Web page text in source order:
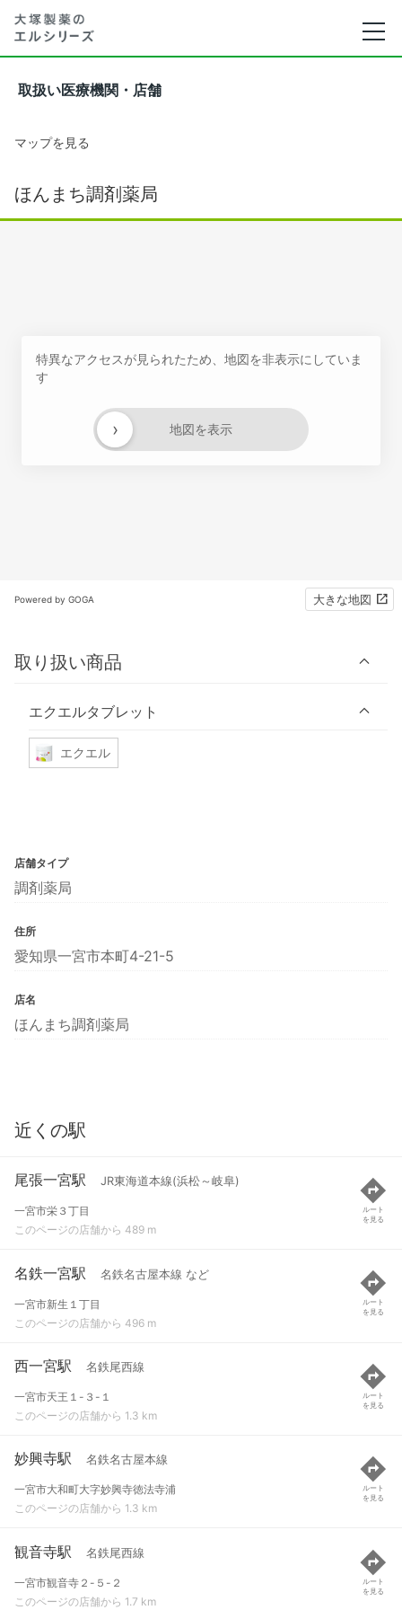
取扱い医療機関・店舗
マップを見る
ほんまち調剤薬局
特異なアクセスが見られたため、地図を非表示にしていま
す
地図を表示
›
Powered by GOGA 大きな地図
取り扱い商品
エクエルタブレット
エクエル
店舗タイプ
調剤薬局
住所
愛知県一宮市本町4-21-5
店名
ほんまち調剤薬局
近くの駅
尾張一宮駅 JR東海道本線(浜松～岐阜)
一宮市栄３丁目
このページの店舗から 489 m
ルート
を見る
名鉄一宮駅 名鉄名古屋本線 など
一宮市新生１丁目
このページの店舗から 496 m
ルート
を見る
西一宮駅 名鉄尾西線
一宮市天王１-３-１
このページの店舗から 1.3 km
ルート
を見る
妙興寺駅 名鉄名古屋本線
一宮市大和町大字妙興寺徳法寺浦
このページの店舗から 1.3 km
ルート
を見る
観音寺駅 名鉄尾西線
一宮市観音寺２-５-２
このページの店舗から 1.7 km
ルート
を見る